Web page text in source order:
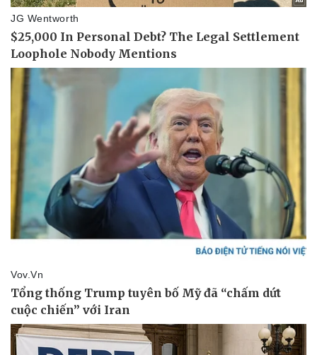
Pháp luật
Tin nóng
Tư vấn luật
Quân sự - Quốc phòng
Vũ khí
Việt Nam
Phân tích